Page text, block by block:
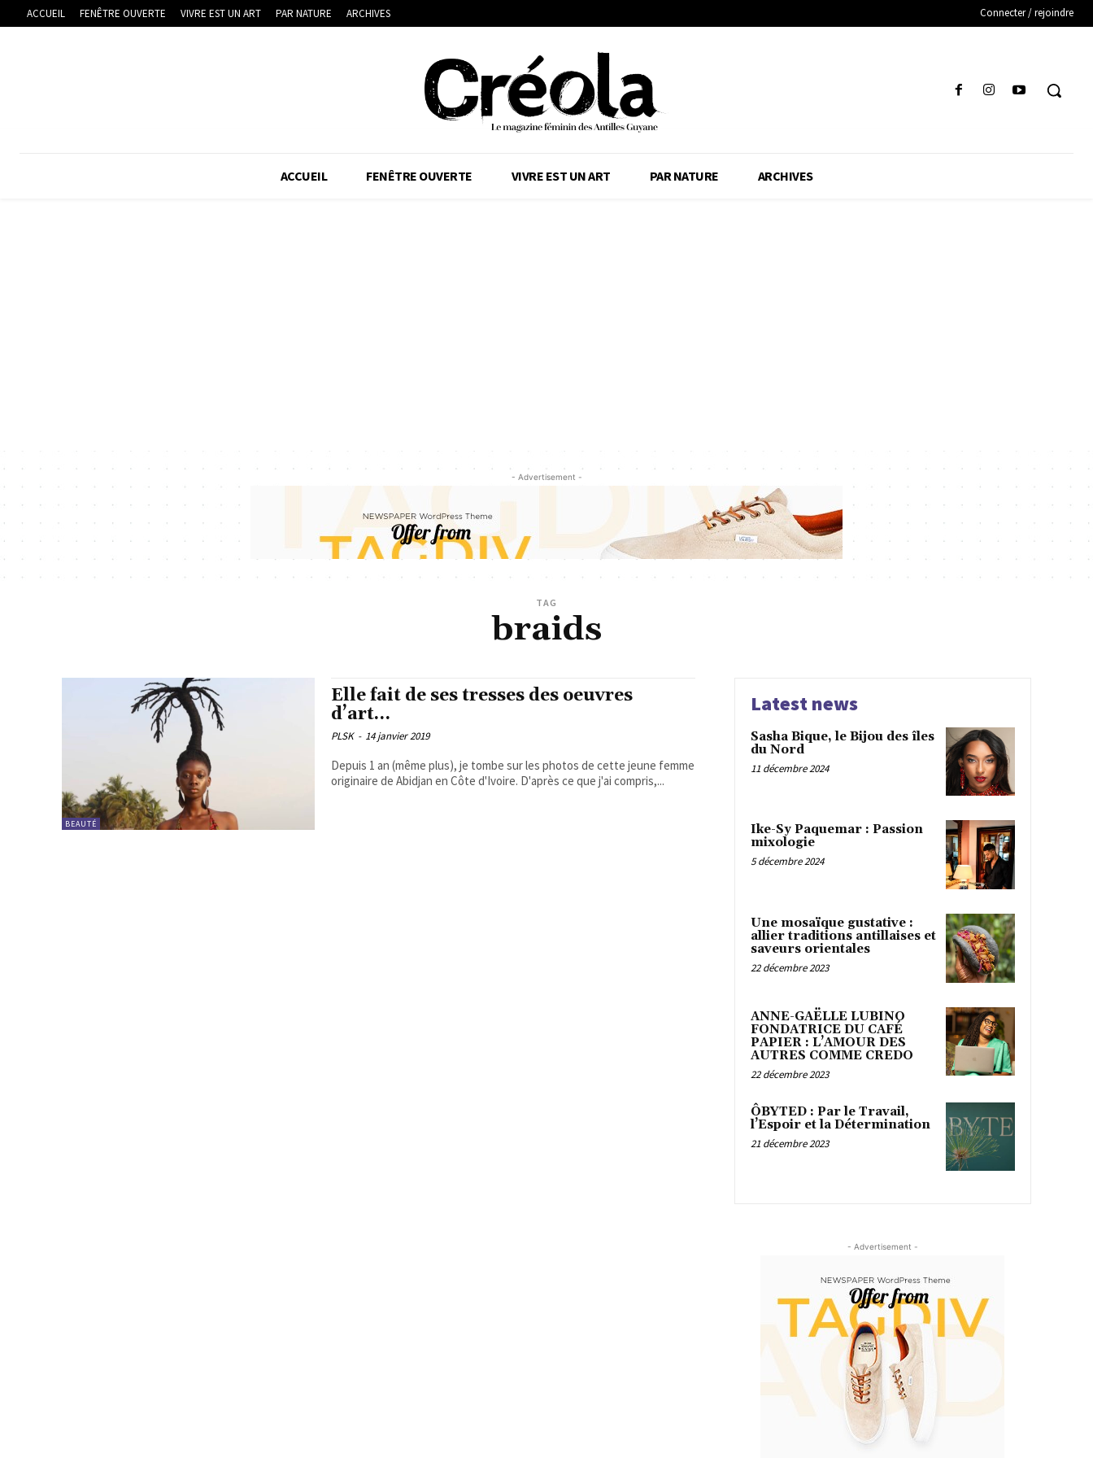
ACCUEIL FENÊTRE OUVERTE VIVRE EST UN ART PAR NATURE ARCHIVES Connecter / rejoindre
ACCUEIL FENÊTRE OUVERTE VIVRE EST UN ART PAR NATURE ARCHIVES
- Advertisement -
TAG
braids
BEAUTÉ
Elle fait de ses tresses des oeuvres
d’art…
PLSK - 14 janvier 2019
Depuis 1 an (même plus), je tombe sur les photos de cette jeune femme
originaire de Abidjan en Côte d'Ivoire. D'après ce que j'ai compris,...
Latest news
Sasha Bique, le Bijou des îles
du Nord
11 décembre 2024
Ike-Sy Paquemar : Passion
mixologie
5 décembre 2024
Une mosaïque gustative :
allier traditions antillaises et
saveurs orientales
22 décembre 2023
ANNE-GAËLLE LUBINO
FONDATRICE DU CAFÉ
PAPIER : L’AMOUR DES
AUTRES COMME CREDO
22 décembre 2023
ÔBYTED : Par le Travail,
l’Espoir et la Détermination
21 décembre 2023
- Advertisement -